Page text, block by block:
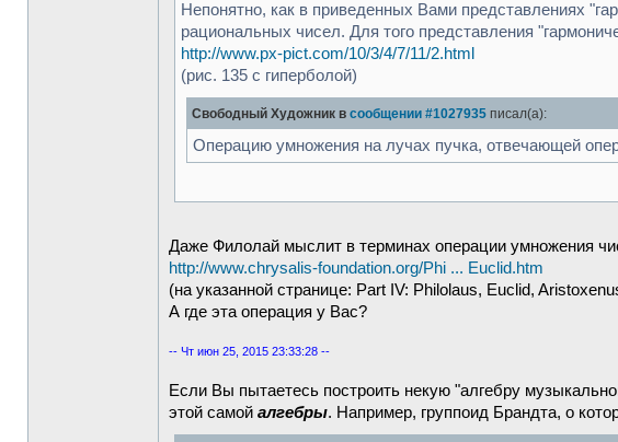
Непонятно, как в приведенных Вами представлениях
рациональных чисел. Для того представления
http://www.px-pict.com/10/3/4/7/11/2.html
(рис. 135 с гиперболой)
Свободный Художник в сообщении #1027935 писал(а):
Операцию умножения на лучах пучка, отвечающей
Даже Филолай мыслит в терминах операции умножения
http://www.chrysalis-foundation.org/Phi ... Euclid.htm
(на указанной странице: Part IV: Philolaus, Euclid,
А где эта операция у Вас?
-- Чт июн 25, 2015 23:33:28 --
Если Вы пытаетесь построить некую "алгебру
этой самой алгебры. Например, группоид Брандта, о